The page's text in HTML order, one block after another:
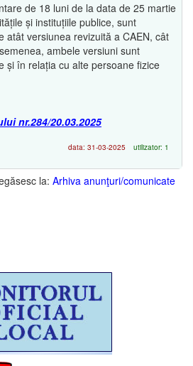
de 18 luni de la data de 25 martie
și instituțiile publice, sunt
atât versiunea revizuită a CAEN, cât
ambele versiuni sunt
și în relația cu alte persoane fizice
nr.284/20.03.2025
data: 31-03-2025 utilizator: 1
la: Arhiva anunţuri/comunicate